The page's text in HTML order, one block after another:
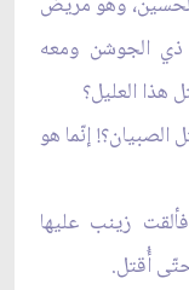
الجوشن ومعه
هذا العليل؟
الصبيان؟! إنّما هو
زينب عليها
أُقتل.